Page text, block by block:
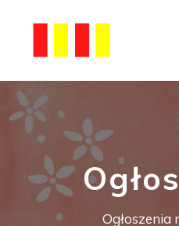
Ogłoszenia